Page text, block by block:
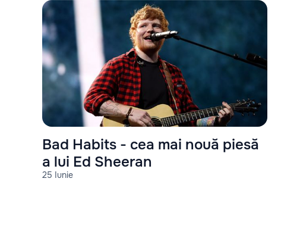
25 Iunie
Bad Habits - cea mai nouă piesă
a lui Ed Sheeran